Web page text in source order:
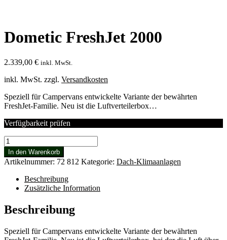
Dometic FreshJet 2000
2.339,00 € inkl. MwSt.
inkl. MwSt. zzgl. Versandkosten
Speziell für Campervans entwickelte Variante der bewährten
FreshJet-Familie. Neu ist die Luftverteilerbox…
Verfügbarkeit prüfen
Dometic
FreshJet
2000
Menge
In den Warenkorb
Artikelnummer: 72 812 Kategorie: Dach-Klimaanlagen
Beschreibung
Zusätzliche Information
Beschreibung
Speziell für Campervans entwickelte Variante der bewährten